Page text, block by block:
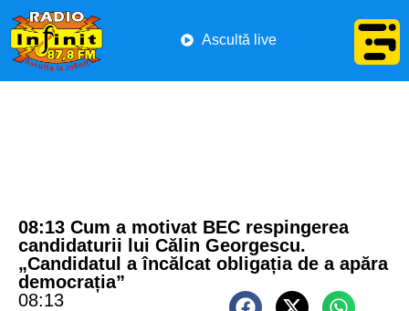
Ascultă live
08:13 Cum a motivat BEC respingerea
candidaturii lui Călin Georgescu.
„Candidatul a încălcat obligația de a apăra
democrația”
08:13